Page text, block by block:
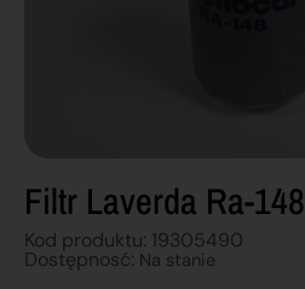
Filtr Laverda Ra-148
Kod produktu: 19305490
Dostępnosć: Na stanie